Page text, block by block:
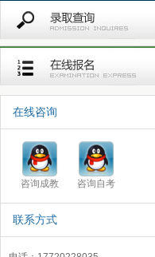
在线咨询
咨询成教 咨询自考
联系方式